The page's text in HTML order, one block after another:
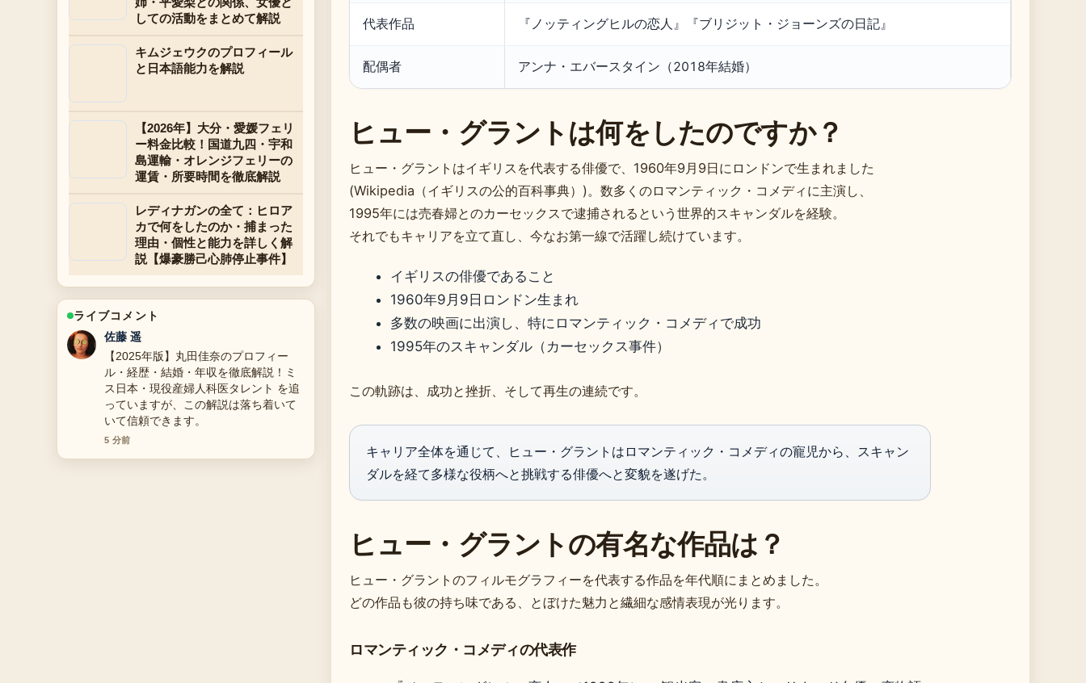
代表作品 『ノッティングヒルの恋人』『ブリジット・ジョーンズの日記』
配偶者 アンナ・エバースタイン（2018年結婚）
ヒュー・グラントは何をしたのですか？
ヒュー・グラントはイギリスを代表する俳優で、1960年9月9日にロンドンで生まれました
(Wikipedia（イギリスの公的百科事典）)。数多くのロマンティック・コメディに主演し、
1995年には売春婦とのカーセックスで逮捕されるという世界的スキャンダルを経験。
それでもキャリアを立て直し、今なお第一線で活躍し続けています。
イギリスの俳優であること
1960年9月9日ロンドン生まれ
多数の映画に出演し、特にロマンティック・コメディで成功
1995年のスキャンダル（カーセックス事件）
この軌跡は、成功と挫折、そして再生の連続です。
キャリア全体を通じて、ヒュー・グラントはロマンティック・コメディの寵児から、スキャン
ダルを経て多様な役柄へと挑戦する俳優へと変貌を遂げた。
ヒュー・グラントの有名な作品は？
ヒュー・グラントのフィルモグラフィーを代表する作品を年代順にまとめました。
どの作品も彼の持ち味である、とぼけた魅力と繊細な感情表現が光ります。
ロマンティック・コメディの代表作
しての活動をまとめて解説
キムジェウクのプロフィール
と日本語能力を解説
【2026年】大分・愛媛フェリ
ー料金比較！国道九四・宇和
島運輸・オレンジフェリーの
運賃・所要時間を徹底解説
レディナガンの全て：ヒロア
カで何をしたのか・捕まった
理由・個性と能力を詳しく解
説【爆豪勝己心肺停止事件】
ライブコメント
伊藤 芽衣
花輪とは？読み方・種類・価格相場・
マナー解説 の背景説明が助かります。
ライブ更新を続けてください。
7 分前